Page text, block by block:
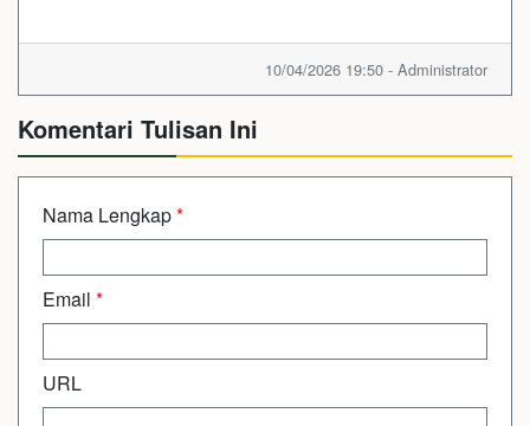
10/04/2026 19:50 - Administrator
Komentari Tulisan Ini
Nama Lengkap*
Email *
URL